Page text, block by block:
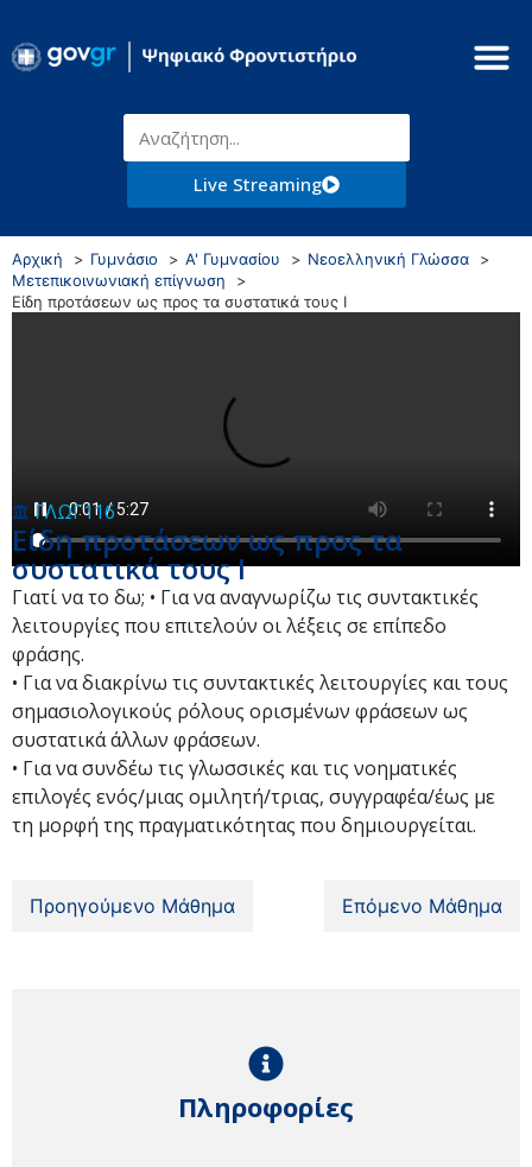
Live Streaming
Αρχική Γυμνάσιο Α' Γυμνασίου
Νεοελληνική Γλώσσα
Μετεπικοινωνιακή επίγνωση
Είδη προτάσεων ως προς τα συστατικά τους I
ΓΛΩΓ116
Είδη προτάσεων ως προς τα
συστατικά τους I
Γιατί να το δω; • Για να αναγνωρίζω τις συντακτικές
λειτουργίες που επιτελούν οι λέξεις σε επίπεδο
φράσης.
• Για να διακρίνω τις συντακτικές λειτουργίες και τους
σημασιολογικούς ρόλους ορισμένων φράσεων ως
συστατικά άλλων φράσεων.
• Για να συνδέω τις γλωσσικές και τις νοηματικές
επιλογές ενός/μιας ομιλητή/τριας, συγγραφέα/έως με
τη μορφή της πραγματικότητας που δημιουργείται.
Προηγούμενο Μάθημα Επόμενο Μάθημα
Πληροφορίες